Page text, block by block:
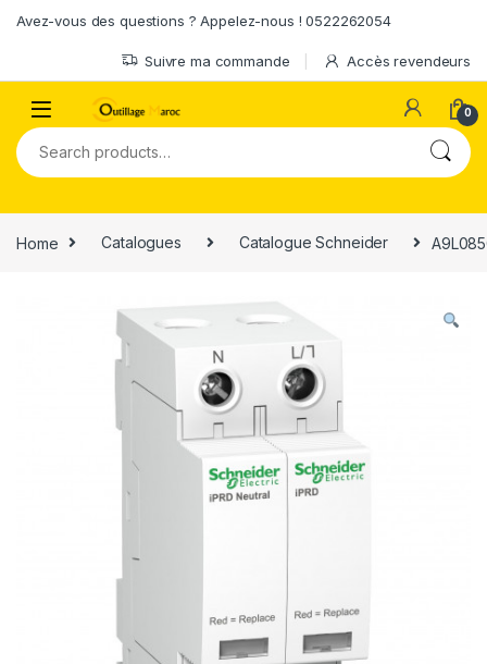
Avez-vous des questions ? Appelez-nous ! 0522262054
Suivre ma commande Accès revendeurs
0
Search for:
Home Catalogues Catalogue Schneider